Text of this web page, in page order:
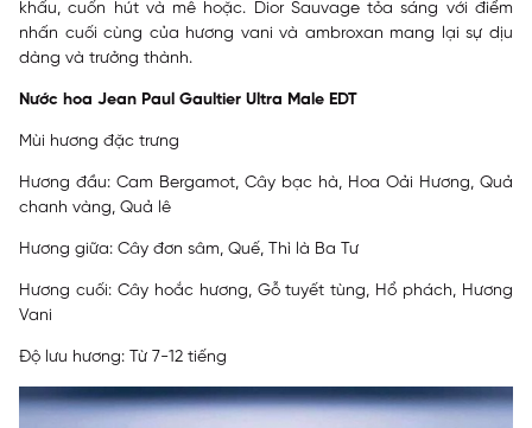
khấu, cuốn hút và mê hoặc. Dior Sauvage tỏa sáng với điểm
nhấn cuối cùng của hương vani và ambroxan mang lại sự dịu
dàng và trưởng thành.
Nước hoa Jean Paul Gaultier Ultra Male EDT
Mùi hương đặc trưng
Hương đầu: Cam Bergamot, Cây bạc hà, Hoa Oải Hương, Quả
chanh vàng, Quả lê
Hương giữa: Cây đơn sâm, Quế, Thì là Ba Tư
Hương cuối: Cây hoắc hương, Gỗ tuyết tùng, Hổ phách, Hương
Vani
Độ lưu hương: Từ 7-12 tiếng